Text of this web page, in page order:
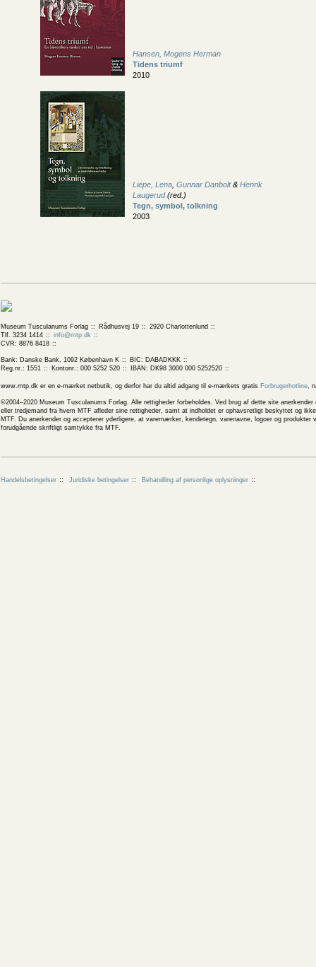
Hansen, Mogens Herman
Tidens triumf
2010
Liepe, Lena Gunnar Danbolt& Henrik
Laugerud(red.)
Tegn, symbol, tolkning
2003
Museum Tusculanums Forlag Rådhusvej 19
2920 Charlottenlund
Tlf. 3234 1414
info@mtp.dk
CVR: 8876 8418
Bank: Danske Bank, 1092 København K
BIC: DABADKKK
Reg.nr.: 1551
Kontonr.: 000 5252 520 IBAN: DK98 3000 000 5252520
www.mtp.dk er en e-mærket netbutik, og derfor har du altid adgang til e-mærkets gratis Forbrugerhotline,
©2004–2020 Museum Tusculanums Forlag. Alle rettigheder forbeholdes. Ved brug af dette site
eller tredjemand fra hvem MTF afleder sine rettigheder, samt at indholdet er ophavsretligt beskyttet og
MTF. Du anerkender og accepterer yderligere, at varemærker, kendetegn, varenavne, logoer og
forudgående skriftligt samtykke fra MTF.
Handelsbetingelser Juridiske betingelser Behandling af personlige oplysninger